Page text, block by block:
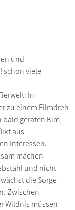
und
schon viele
In
zu einem Filmdreh
bald geraten Kim,
aus
Interessen.
machen
und nicht
die Sorge
Zwischen
Wildnis müssen